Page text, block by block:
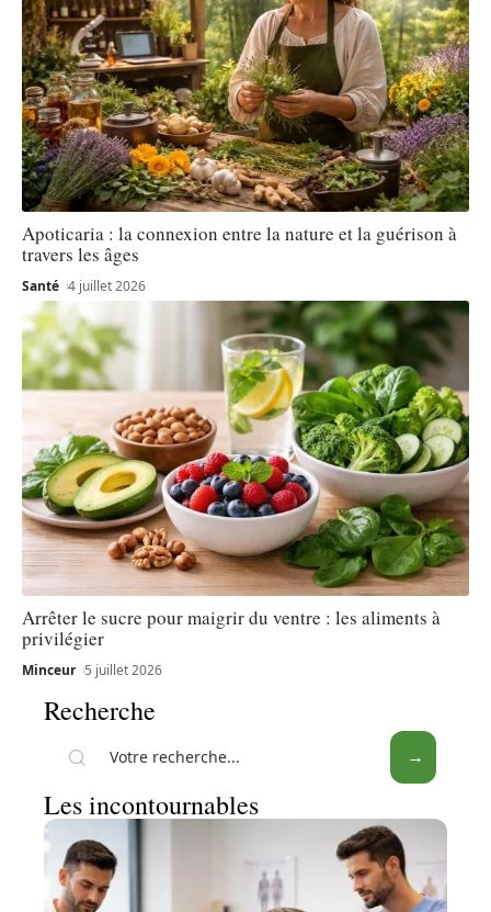
Apoticaria : la connexion entre la nature et la guérison à
travers les âges
Santé 4 juillet 2026
Arrêter le sucre pour maigrir du ventre : les aliments à
privilégier
Minceur 5 juillet 2026
Recherche
Les incontournables